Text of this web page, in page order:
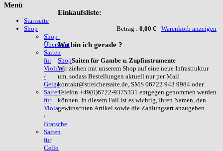
Einkaufsliste:
Betrag : 0,00 € Warenkorb anzeigen
Wobin ich gerade ?
ShopSaiten für Gambe u. Zupfinstrumente
Wir ziehen mit unserem Shop auf eine neue Infrastruktur
um, sodass Bestellungen aktuell nur per Mail
kontakt@streichersaite.de, SMS 06722 943 9984 oder
Telefon +49(0)6722-9375331 entgegen genommen werden
können. In diesem Fall ist es wichtig, Ihren Namen, den
gewünschten Artikel sowie die Zahlungsart anzugeben.
Menü
Startseite
Shop
Shop-
Übersicht
Saiten
für
Violine
/
Geige
Saiten
für
Viola
/
Bratsche
Saiten
für
Cello